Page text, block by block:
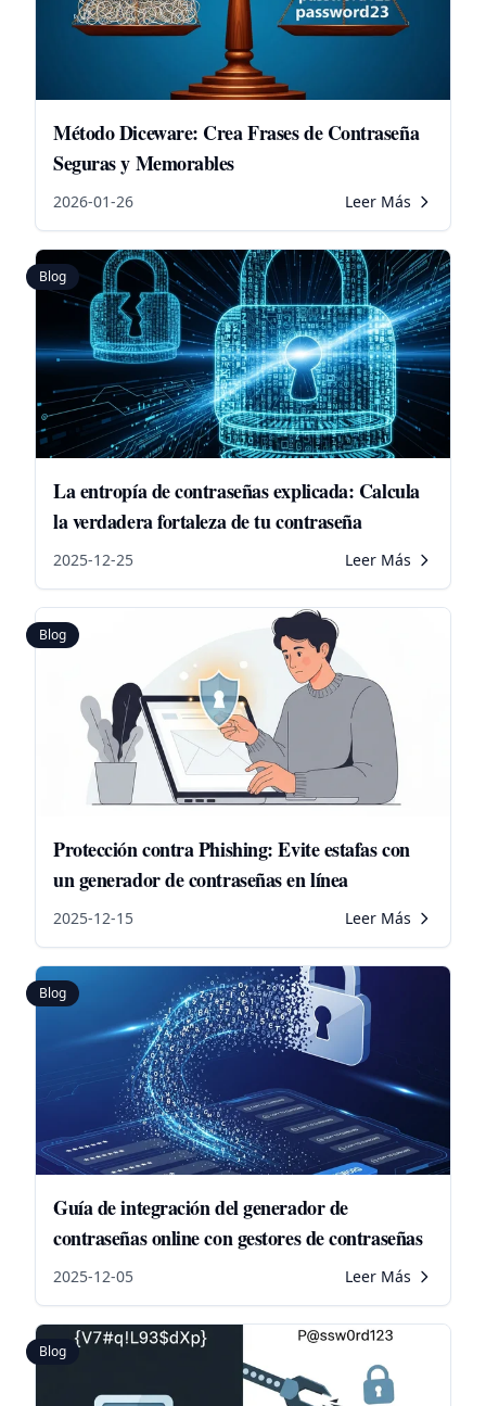
Método Diceware: Crea Frases de Contraseña
Seguras y Memorables
2026-01-26 Leer Más
Blog
La entropía de contraseñas explicada: Calcula
la verdadera fortaleza de tu contraseña
2025-12-25 Leer Más
Blog
Protección contra Phishing: Evite estafas con
un generador de contraseñas en línea
2025-12-15 Leer Más
Blog
Guía de integración del generador de
contraseñas online con gestores de contraseñas
2025-12-05 Leer Más
Blog